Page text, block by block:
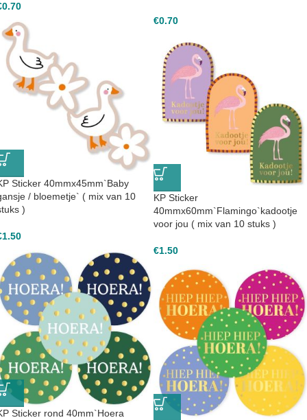
0.70
€0.70
Sticker 40mmx45mm`Baby
/ bloemetje` ( mix van 10
)
1.50
KP Sticker
40mmx60mm`Flamingo`kadootje
voor jou ( mix van 10 stuks )
€1.50
Sticker rond 40mm`Hoera